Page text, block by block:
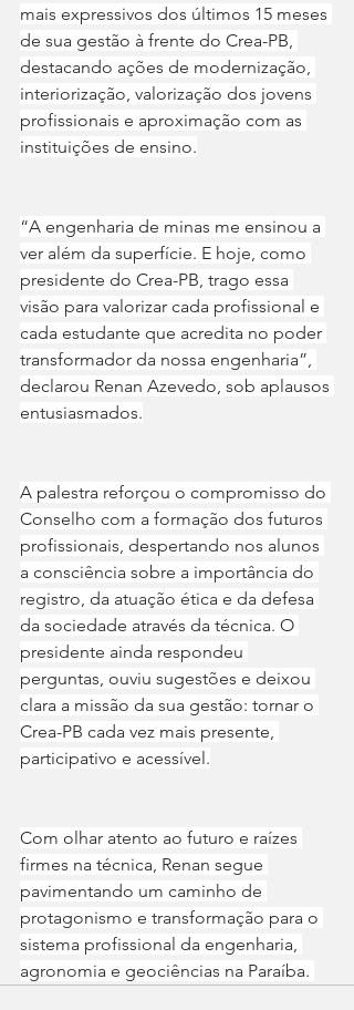
mais expressivos dos últimos 15 meses
de sua gestão à frente do Crea-PB,
destacando ações de modernização,
interiorização, valorização dos jovens
profissionais e aproximação com as
instituições de ensino.
“A engenharia de minas me ensinou a
ver além da superfície. E hoje, como
presidente do Crea-PB, trago essa
visão para valorizar cada profissional e
cada estudante que acredita no poder
transformador da nossa engenharia”,
declarou Renan Azevedo, sob aplausos
entusiasmados.
A palestra reforçou o compromisso do
Conselho com a formação dos futuros
profissionais, despertando nos alunos
a consciência sobre a importância do
registro, da atuação ética e da defesa
da sociedade através da técnica. O
presidente ainda respondeu
perguntas, ouviu sugestões e deixou
clara a missão da sua gestão: tornar o
Crea-PB cada vez mais presente,
participativo e acessível.
Com olhar atento ao futuro e raízes
firmes na técnica, Renan segue
pavimentando um caminho de
protagonismo e transformação para o
sistema profissional da engenharia,
agronomia e geociências na Paraíba.